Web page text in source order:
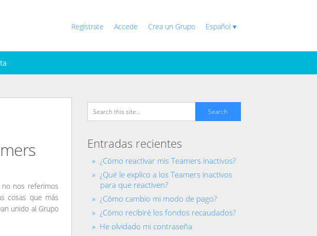
Regístrate Accede Crea un Grupo Español ▾
nos referimos
cosas que más
unido al Grupo
Entradas recientes
¿Cómo reactivar mis Teamers inactivos?
¿Qué le explico a los Teamers inactivos
para que reactiven?
¿Cómo cambio mi modo de pago?
¿Cómo recibiré los fondos recaudados?
He olvidado mi contraseña